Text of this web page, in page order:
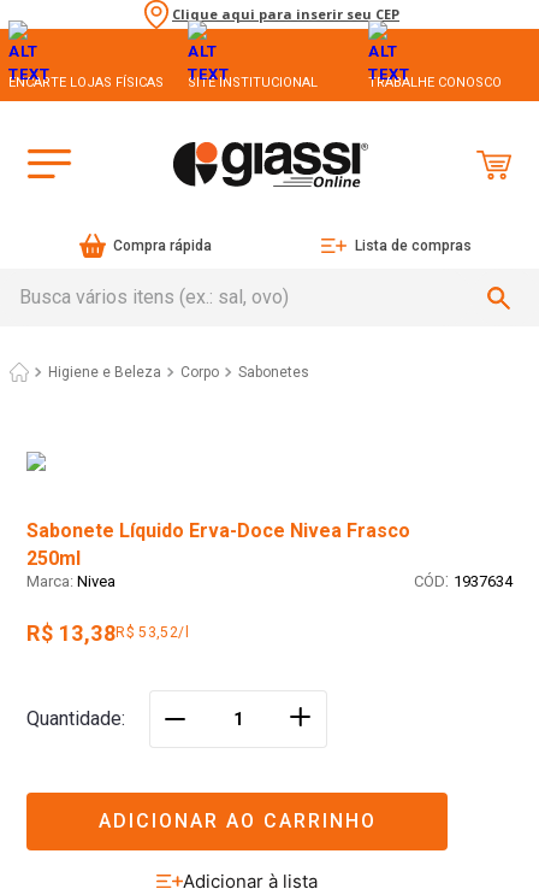
Clique aqui para inserir seu CEP
ENCARTE LOJAS FÍSICAS SITE INSTITUCIONAL TRABALHE CONOSCO
Compra rápida Lista de compras
Higiene e Beleza Corpo Sabonetes
Sabonete Líquido Erva-Doce Nivea Frasco
250ml
Nivea : 1937634
R$ 13,38R$ 53,52/l
Quantidade ＋
ADICIONAR AO CARRINHO